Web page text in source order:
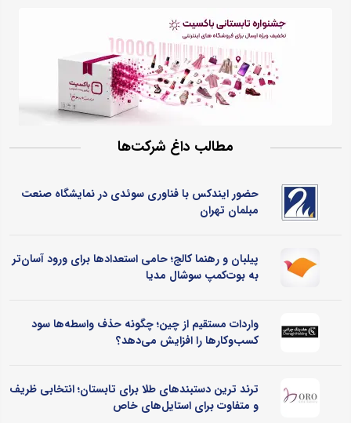
مطالب داغ شرکت‌ها
حضور ایندکس با فناوری سوئدی در نمایشگاه صنعت
مبلمان تهران
پیلبان و رهنما کالج؛ حامی استعدادها برای ورود آسان‌تر
به بوت‌کمپ سوشال مدیا
واردات مستقیم از چین؛ چگونه حذف واسطه‌ها سود
کسب‌وکارها را افزایش می‌دهد؟
ترند ترین دستبندهای طلا برای تابستان؛ انتخابی ظریف
و متفاوت برای استایل‌های خاص